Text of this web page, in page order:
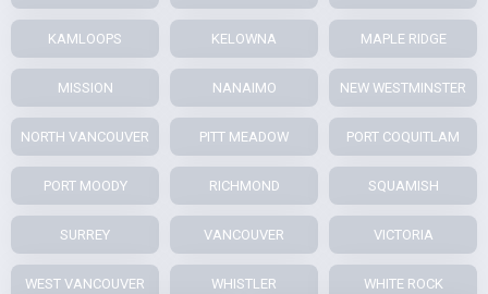
KAMLOOPS KELOWNA MAPLE RIDGE
MISSION NANAIMO NEW WESTMINSTER
NORTH VANCOUVER PITT MEADOW PORT COQUITLAM
PORT MOODY RICHMOND SQUAMISH
SURREY VANCOUVER VICTORIA
WEST VANCOUVER WHISTLER WHITE ROCK